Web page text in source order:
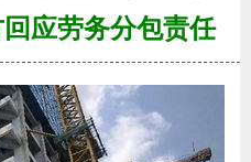
应劳务分包责任